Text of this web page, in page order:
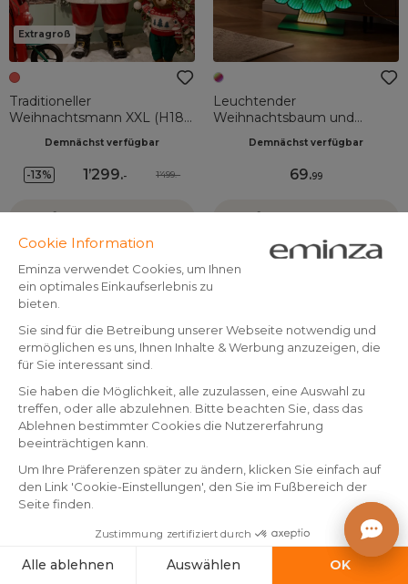
Extragroß
Traditioneller
Weihnachtsmann XXL (H182
Demnächst verfügbar
-13% 1’299.- 1’499.-
Leuchtender
Weihnachtsbaum und
(H80 cm) Infinity Mehrfarbig
Demnächst verfügbar
69.99
Kundenbewertungen
Weihnachtsmann
4.8 / 5
Schreiben Sie uns Sichere Bezahlung